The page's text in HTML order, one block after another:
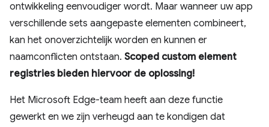
ontwikkeling eenvoudiger wordt. Maar wanneer uw app
verschillende sets aangepaste elementen combineert,
kan het onoverzichtelijk worden en kunnen er
naamconflicten ontstaan. Scoped custom element
registries bieden hiervoor de oplossing!
Het Microsoft Edge-team heeft aan deze functie
gewerkt en we zijn verheugd aan te kondigen dat